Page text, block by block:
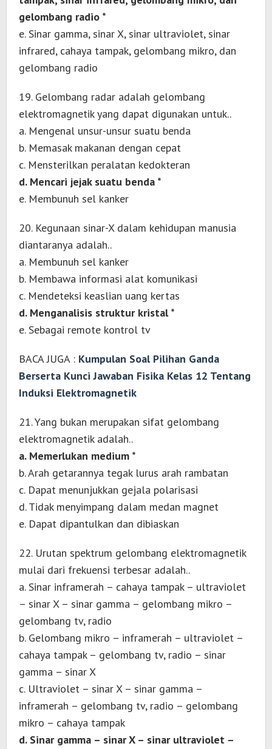
gelombang radio *
e. Sinar gamma, sinar X, sinar ultraviolet, sinar
infrared, cahaya tampak, gelombang mikro, dan
gelombang radio
19. Gelombang radar adalah gelombang
elektromagnetik yang dapat digunakan untuk..
a. Mengenal unsur-unsur suatu benda
b. Memasak makanan dengan cepat
c. Mensterilkan peralatan kedokteran
d. Mencari jejak suatu benda *
e. Membunuh sel kanker
20. Kegunaan sinar-X dalam kehidupan manusia
diantaranya adalah..
a. Membunuh sel kanker
b. Membawa informasi alat komunikasi
c. Mendeteksi keaslian uang kertas
d. Menganalisis struktur kristal *
e. Sebagai remote kontrol tv
BACA JUGA : Kumpulan Soal Pilihan Ganda
Berserta Kunci Jawaban Fisika Kelas 12 Tentang
Induksi Elektromagnetik
21. Yang bukan merupakan sifat gelombang
elektromagnetik adalah..
a. Memerlukan medium *
b. Arah getarannya tegak lurus arah rambatan
c. Dapat menunjukkan gejala polarisasi
d. Tidak menyimpang dalam medan magnet
e. Dapat dipantulkan dan dibiaskan
22. Urutan spektrum gelombang elektromagnetik
mulai dari frekuensi terbesar adalah..
a. Sinar inframerah – cahaya tampak – ultraviolet
– sinar X – sinar gamma – gelombang mikro –
gelombang tv, radio
b. Gelombang mikro – inframerah – ultraviolet –
cahaya tampak – gelombang tv, radio – sinar
gamma – sinar X
c. Ultraviolet – sinar X – sinar gamma –
inframerah – gelombang tv, radio – gelombang
mikro – cahaya tampak
d. Sinar gamma – sinar X – sinar ultraviolet –